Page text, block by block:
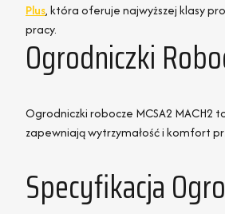
Plus, która oferuje najwyższej klasy
pracy.
Ogrodniczki
Ogrodniczki robocze MCSA2
zapewniają wytrzymałość i komfort
Specyfikacja